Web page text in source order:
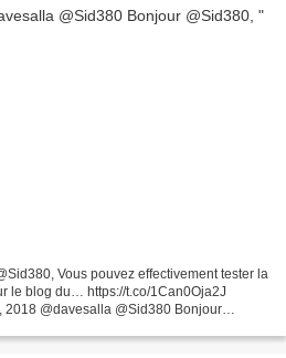
Vous pouvez effectivement tester la
le blog du… https://t.co/1Can0Oja2J
2018 @davesalla @Sid380 Bonjour